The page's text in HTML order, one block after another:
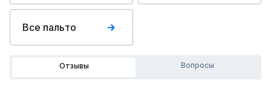
Все пальто
Отзывы Вопросы